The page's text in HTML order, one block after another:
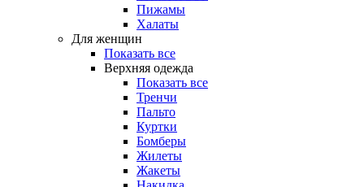
Пижамы
Халаты
Для женщин
Показать все
Верхняя одежда
Показать все
Тренчи
Пальто
Куртки
Бомберы
Жилеты
Жакеты